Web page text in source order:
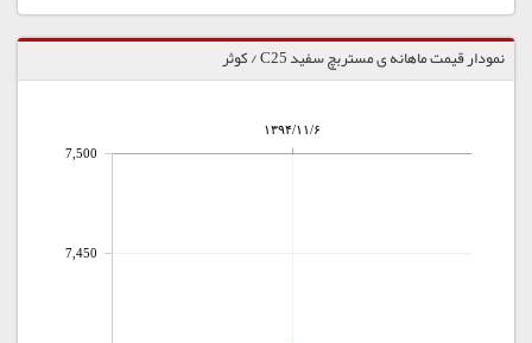
نمودار قیمت ماهانه ی مستربچ سفید C25 / کوثر
۱۳۹۴/۱۱/۶
7,450
7,500